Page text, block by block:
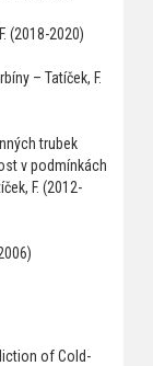
(2018-2020)
– Tatíček, F.
trubek
v podmínkách
F. (2012-
of Cold-